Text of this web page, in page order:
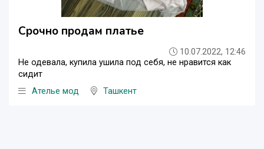
Срочно продам платье
10.07.2022, 12:46
Не одевала, купила ушила под себя, не нравится как
сидит
Ателье мод
Ташкент